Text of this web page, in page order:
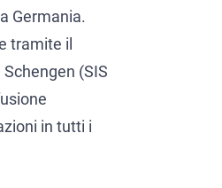
Germania.
tramite il
(SIS
in tutti i